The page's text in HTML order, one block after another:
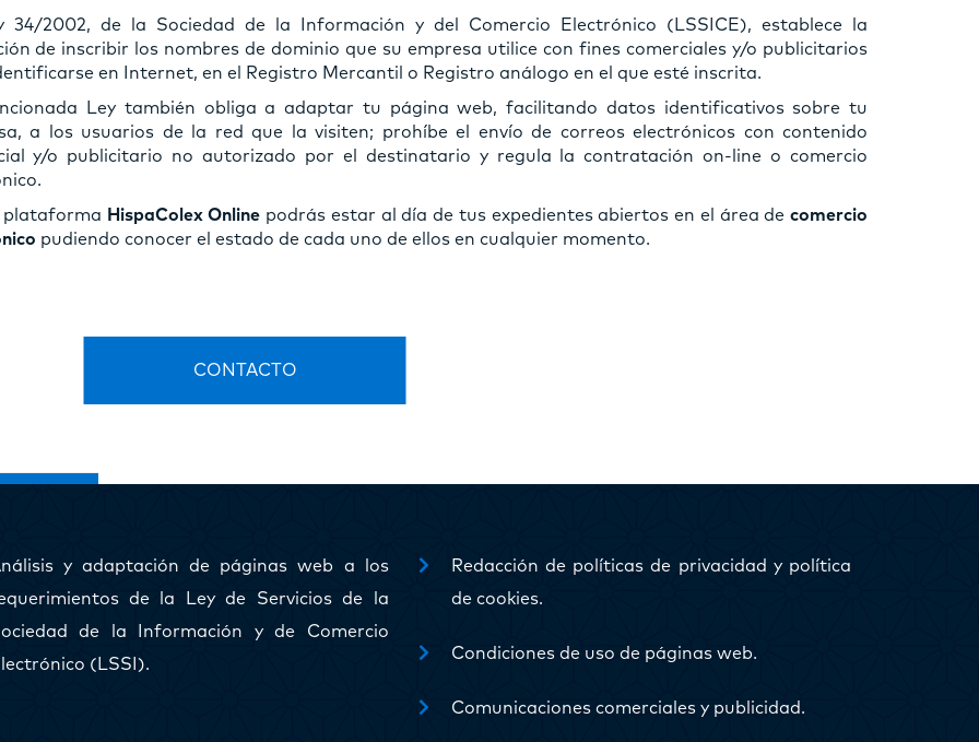
34/2002, de la Sociedad de la Información y del Comercio Electrónico (LSSICE), establece la
de inscribir los nombres de dominio que su empresa utilice con fines comerciales y/o publicitarios
en Internet, en el Registro Mercantil o Registro análogo en el que esté inscrita.
Ley también obliga a adaptar tu página web, facilitando datos identificativos sobre tu
a los usuarios de la red que la visiten; prohíbe el envío de correos electrónicos con contenido
y/o publicitario no autorizado por el destinatario y regula la contratación on-line o comercio
plataforma HispaColex Online podrás estar al día de tus expedientes abiertos en el área decomercio
pudiendo conocer el estado de cada uno de ellos en cualquier momento.
CONTACTO
y adaptación de páginas web a los
de la Ley de Servicios de la
de la Información y de Comercio
(LSSI).
Redacción de políticas de privacidad y política
de cookies.
Condiciones de uso de páginas web.
Comunicaciones comerciales y publicidad.